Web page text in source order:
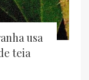
usa
teia